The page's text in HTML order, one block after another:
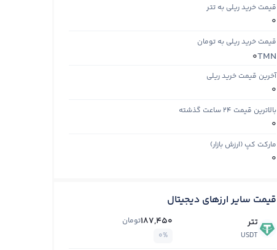
قیمت خرید ریلی به تتر
0
قیمت خرید ریلی به تومان
TMN
0
آخرین قیمت خرید ریلی
0
بالاترین قیمت ۲۴ ساعت گذشته
0
مارکت کپ (ارزش بازار)
0
قیمت سایر ارزهای دیجیتال
تتر
USDT
187,450تومان
0%